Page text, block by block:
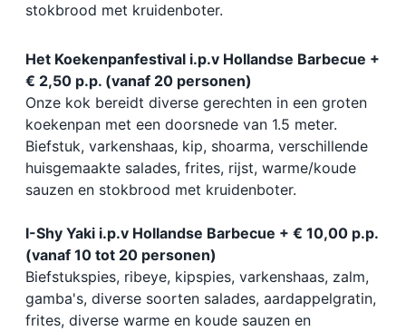
stokbrood met kruidenboter.
Het Koekenpanfestival i.p.v Hollandse Barbecue +
€ 2,50 p.p. (vanaf 20 personen)
Onze kok bereidt diverse gerechten in een groten
koekenpan met een doorsnede van 1.5 meter.
Biefstuk, varkenshaas, kip, shoarma, verschillende
huisgemaakte salades, frites, rijst, warme/koude
sauzen en stokbrood met kruidenboter.
I-Shy Yaki i.p.v Hollandse Barbecue + € 10,00 p.p.
(vanaf 10 tot 20 personen)
Biefstukspies, ribeye, kipspies, varkenshaas, zalm,
gamba's, diverse soorten salades, aardappelgratin,
frites, diverse warme en koude sauzen en